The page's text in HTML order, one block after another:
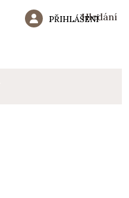
Hledání
PŘIHLÁŠENÍ